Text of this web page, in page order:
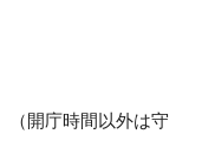
（開庁時間以外は守